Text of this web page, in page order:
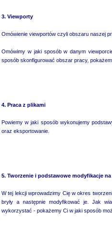
3. Viewporty
Omówienie viewportów czyli obszaru naszej
Omówimy w jaki sposób w danym
sposób skonfigurować obszar pracy,
4. Praca z plikami
Powiemy w jaki sposób wykonujemy
oraz eksportowanie.
5. Tworzenie i podstawowe modyfikacje
W tej lekcji wprowadzimy Cię w okres
bryły a następnie modyfikować je. Jak
wykorzystać - pokażemy Ci w jaki sposób